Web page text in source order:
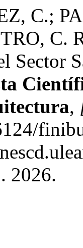
C.;
C.
Sector
,
2026.